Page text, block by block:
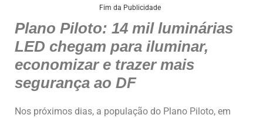
s
A
p
p
e
b
o
o
k
e
dI
n
ai
l
ar
e
Fim da Publicidade
Plano Piloto: 14 mil luminárias
LED chegam para iluminar,
economizar e trazer mais
segurança ao DF
Nos próximos dias, a população do Plano Piloto, em